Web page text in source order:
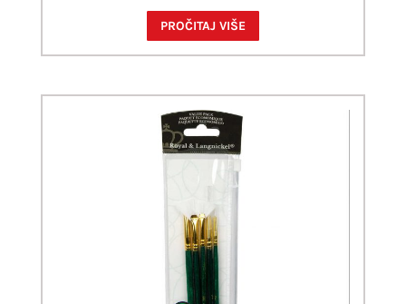
PROČITAJ VIŠE